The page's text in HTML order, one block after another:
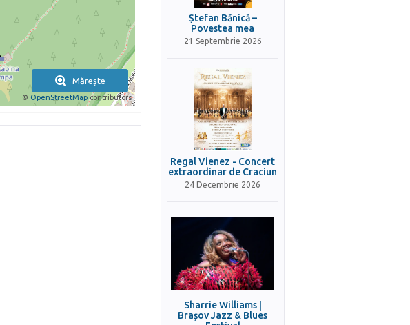
Mărește
© OpenStreetMap contributors
Ștefan Bănică –
Povestea mea
21 Septembrie 2026
Regal Vienez - Concert
extraordinar de Craciun
24 Decembrie 2026
Sharrie Williams |
Brașov Jazz & Blues